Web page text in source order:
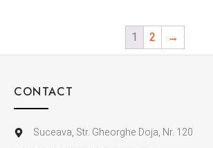
1 2 →
CONTACT
Suceava, Str. Gheorghe Doja, Nr. 120